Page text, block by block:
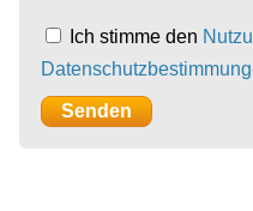
Ich stimme den